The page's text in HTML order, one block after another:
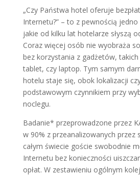
„Czy Państwa hotel oferuje
Internetu?” – to z pewnością
jakie od kilku lat hotelarze słyszą
Coraz więcej osób nie wyobraża
bez korzystania z gadżetów,
tablet, czy laptop. Tym samym
hotelu staje się, obok lokalizacji
podstawowym czynnikiem przy
noclegu.
Badanie* przeprowadzone przez
w 90% z przeanalizowanych przez
całym świecie goście swobodnie
Internetu bez konieczności
opłat. W zestawieniu ogólnym